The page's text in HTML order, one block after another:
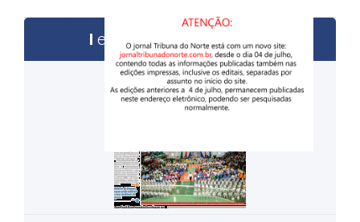
edições anteriores